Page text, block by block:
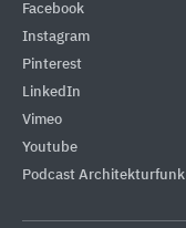
Facebook
Instagram
Pinterest
LinkedIn
Vimeo
Youtube
Podcast Architekturfunk